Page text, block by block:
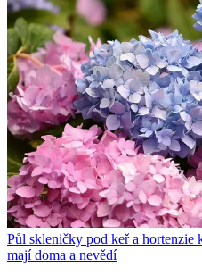
Půl skleničky pod keř a hortenzie
mají doma a nevědí